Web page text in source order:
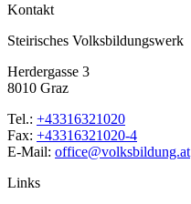
Kontakt
Steirisches Volksbildungswerk
Herdergasse 3
8010 Graz
Tel.: +43316321020
Fax: +43316321020-4
E-Mail: office@volksbildung.at
Links